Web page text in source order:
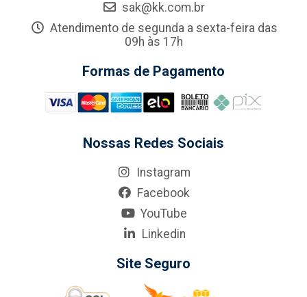
sak@kk.com.br
Atendimento de segunda a sexta-feira das
09h às 17h
Formas de Pagamento
Nossas Redes Sociais
Instagram
Facebook
YouTube
Linkedin
Site Seguro